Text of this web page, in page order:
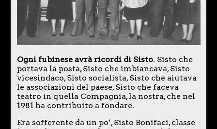
Ogni fubinese avrà ricordi di Sisto. Sisto che
portava la posta, Sisto che imbiancava, Sisto
vicesindaco, Sisto socialista, Sisto che aiutava
le associazioni del paese, Sisto che faceva
teatro in quella Compagnia, la nostra, che nel
1981 ha contribuito a fondare.
Era sofferente da un po’, Sisto Bonifaci, classe